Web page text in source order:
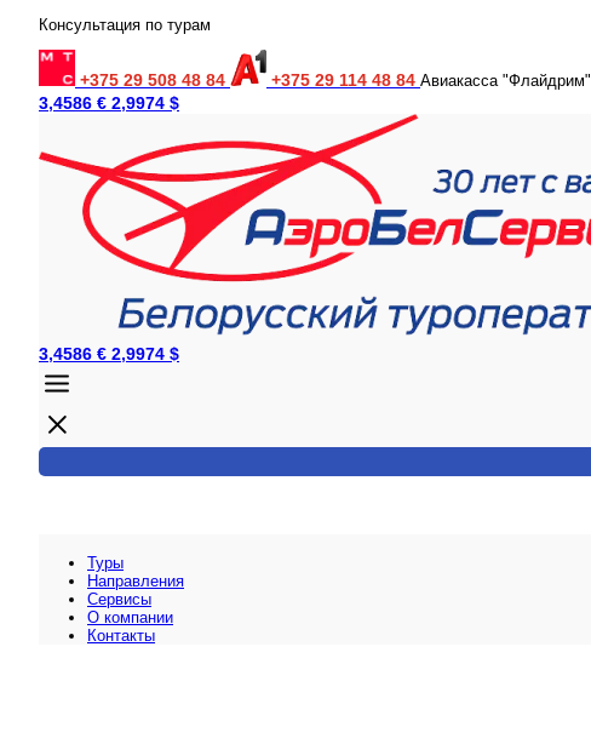
Консультация по турам
+375 29 508 48 84 +375 29 114 48 84 Авиакасса "Флайдрим"
3,4586 € 2,9974 $
3,4586 € 2,9974 $
Туры
Направления
Сервисы
O компании
Контакты